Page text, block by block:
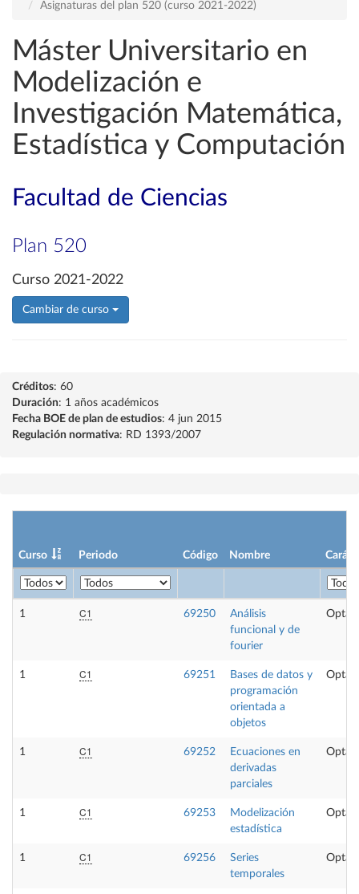
Asignaturas del plan 520 (curso 2021-2022)
Máster Universitario en
Modelización e
Investigación Matemática,
Estadística y Computación
Facultad de Ciencias
Plan 520
Curso 2021-2022
Cambiar de curso
Créditos: 60
Duración: 1 años académicos
Fecha BOE de plan de estudios: 4 jun 2015
Regulación normativa: RD 1393/2007
Curso Periodo Código Nombre
1 C1 69250
Análisis
funcional y de
fourier
1 C1 69251
Bases de datos y
programación
orientada a
objetos
1 C1 69252
Ecuaciones en
derivadas
parciales
1 C1 69253
Modelización
estadística
1 C1 69256
Series
temporales